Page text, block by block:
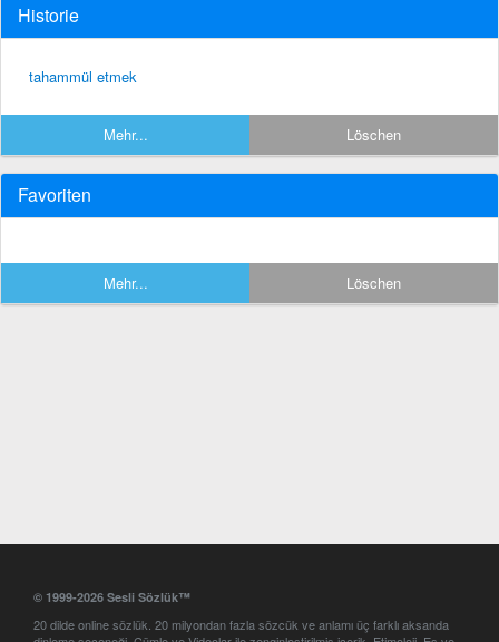
Historie
tahammül etmek
Mehr... Löschen
Favoriten
Mehr... Löschen
© 1999-2026 Sesli Sözlük™
20 dilde online sözlük. 20 milyondan fazla sözcük ve anlamı üç farklı aksanda